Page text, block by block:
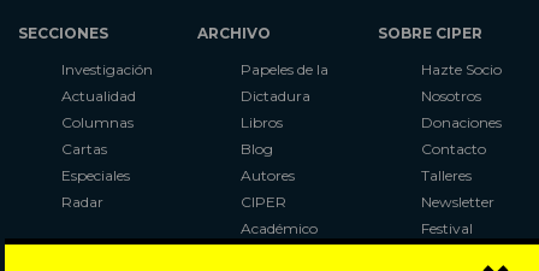
SECCIONES
Investigación
Actualidad
Columnas
Cartas
Especiales
Radar
ARCHIVO
Papeles de la
Dictadura
Libros
Blog
Autores
CIPER
Académico
SOBRE CIPER
Hazte Socio
Nosotros
Donaciones
Contacto
Talleres
Newsletter
Festival